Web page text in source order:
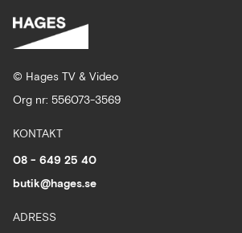
© Hages TV & Video
Org nr: 556073-3569
KONTAKT
08 - 649 25 40
butik@hages.se
ADRESS